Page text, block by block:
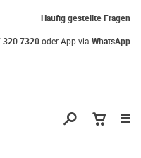
Häufig gestellte Fragen
320 7320oder App via WhatsApp